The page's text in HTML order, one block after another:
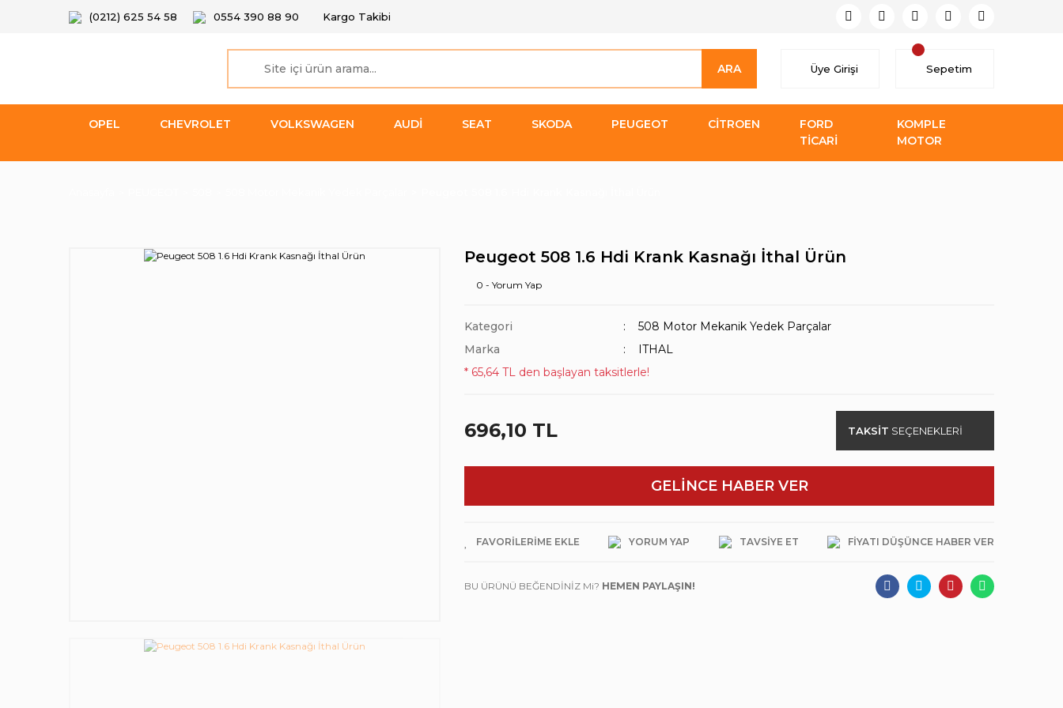
(0212) 625 54 58 0554 390 88 90 Kargo Takibi
ARA Üye Girişi Sepetim
OPEL CHEVROLET VOLKSWAGEN AUDİ SEAT SKODA PEUGEOT CİTROEN
FORD
TİCARİ
KOMPLE
MOTOR
Peugeot 508 1.6 Hdi Krank Kasnağı İthal Ürün
0 - Yorum Yap
Kategori
508 Motor Mekanik Yedek Parçalar
Marka
ITHAL
* 65,64 TL den başlayan taksitlerle!
696,10 TL TAKSİT SEÇENEKLERİ
GELİNCE HABER VER
YORUM YAP TAVSIYE ET FIYATI DÜŞÜNCE HABER VER
BU ÜRÜNÜ BEĞENDİNİZ Mi? HEMEN PAYLAŞIN!